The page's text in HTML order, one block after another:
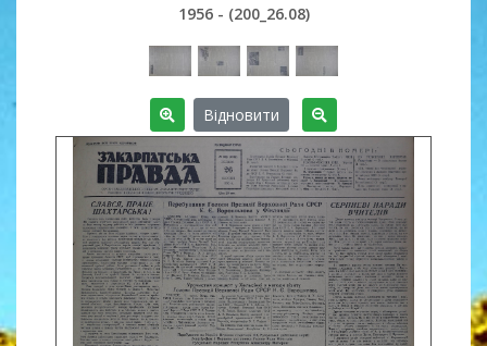
1956 - (200_26.08)
Відновити